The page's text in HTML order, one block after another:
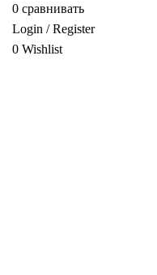
0 сравнивать
Login / Register
0 Wishlist